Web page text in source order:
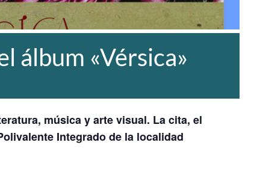
álbum «Vérsica»
música y arte visual. La cita, el
Integrado de la localidad